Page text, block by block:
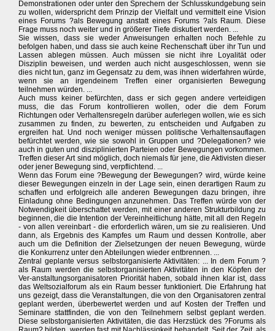
Demonstrationen oder unter den Sprechern der Schlusskundgebung sein
zu wollen, widerspricht dem Prinzip der Vielfalt und vermittelt eine Vision
eines Forums ?als Bewegung anstatt eines Forums ?als Raum. Diese
Frage muss noch weiter und in größerer Tiefe diskutiert werden. ...
Sie wissen, dass sie weder Anweisungen erhalten noch Befehle zu
befolgen haben, und dass sie auch keine Rechenschaft über ihr Tun und
Lassen ablegen müssen. Auch müssen sie nicht ihre Loyalität oder
Disziplin beweisen, und werden auch nicht ausgeschlossen, wenn sie
dies nicht tun, ganz im Gegensatz zu dem, was ihnen widerfahren würde,
wenn sie an irgendeinem Treffen einer organisierten Bewegung
teilnehmen würden. ...
Auch muss keiner befürchten, dass er sich gegen andere verteidigen
muss, die das Forum kontrollieren wollen, oder die dem Forum
Richtungen oder Verhaltensregeln darüber auferlegen wollen, wie es sich
zusammen zu finden, zu bewerten, zu entscheiden und Aufgaben zu
ergreifen hat. Und noch weniger müssen politische Verhaltensauflagen
befürchtet werden, wie sie sowohl in Gruppen und ?Delegationen? wie
auch in guten und disziplinierten Parteien oder Bewegungen vorkommen.
Treffen dieser Art sind möglich, doch niemals für jene, die Aktivisten dieser
oder jener Bewegung sind, verpflichtend. ...
Wenn das Forum eine ?Bewegung der Bewegungen? wird, würde keine
dieser Bewegungen einzeln in der Lage sein, einen derartigen Raum zu
schaffen und erfolgreich alle anderen Bewegungen dazu bringen, ihre
Einladung ohne Bedingungen anzunehmen. Das Treffen würde von der
Notwendigkeit überschattet werden, mit einer anderen Strukturbildung zu
beginnen, die die Intention der Vereinheitlichung hätte, mit all den Regeln
- von allen vereinbart - die erforderlich wären, um sie zu realisieren. Und
dann, als Ergebnis des Kampfes um Raum und dessen Kontrolle, aber
auch um die Definition der Zielsetzungen der neuen Bewegung, würde
die Konkurrenz unter den Abteilungen wieder entbrennen. ...
Zentral geplante versus selbstorganisierte Aktivitäten: ... In dem Forum ?
als Raum werden die selbstorganisierten Aktivitäten in den Köpfen der
Ver-anstaltungsorganisatoren Priorität haben, sobald ihnen klar ist, dass
das Weltsozialforum als ein Raum besser funktioniert. Die Erfahrung hat
uns gezeigt, dass die Veranstaltungen, die von den Organisatoren zentral
geplant werden, überbewertet werden und auf Kosten der Treffen und
Seminare stattfinden, die von den Teilnehmern selbst geplant werden.
Diese selbstorganisierten Aktivitäten, die das Herzstück des ?Forums als